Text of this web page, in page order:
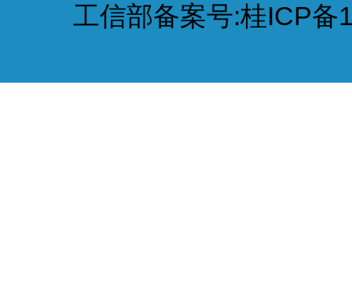
工信部备案号:桂ICP备